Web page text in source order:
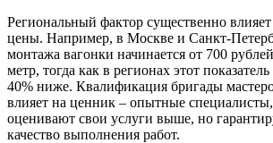
Региональный фактор существенно
цены. Например, в Москве и Санкт-
монтажа вагонки начинается от 700
метр, тогда как в регионах этот
40% ниже. Квалификация бригады
влияет на ценник – опытные
оценивают свои услуги выше, но
качество выполнения работ.